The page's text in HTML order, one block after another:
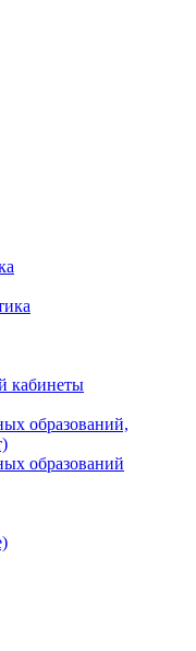
кабинеты
образований,
образований